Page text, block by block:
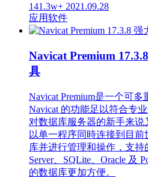
141.3w+ 2021.09.28
应用软件
Navicat Premium
具
Navicat Premium是一个可
Navicat 的功能足以符合专
对数据库服务器的新手来
以单一程序同時连接到目
库并进行管理和操作，支
Server、SQLite、Oracle 及
的数据库更加方便。